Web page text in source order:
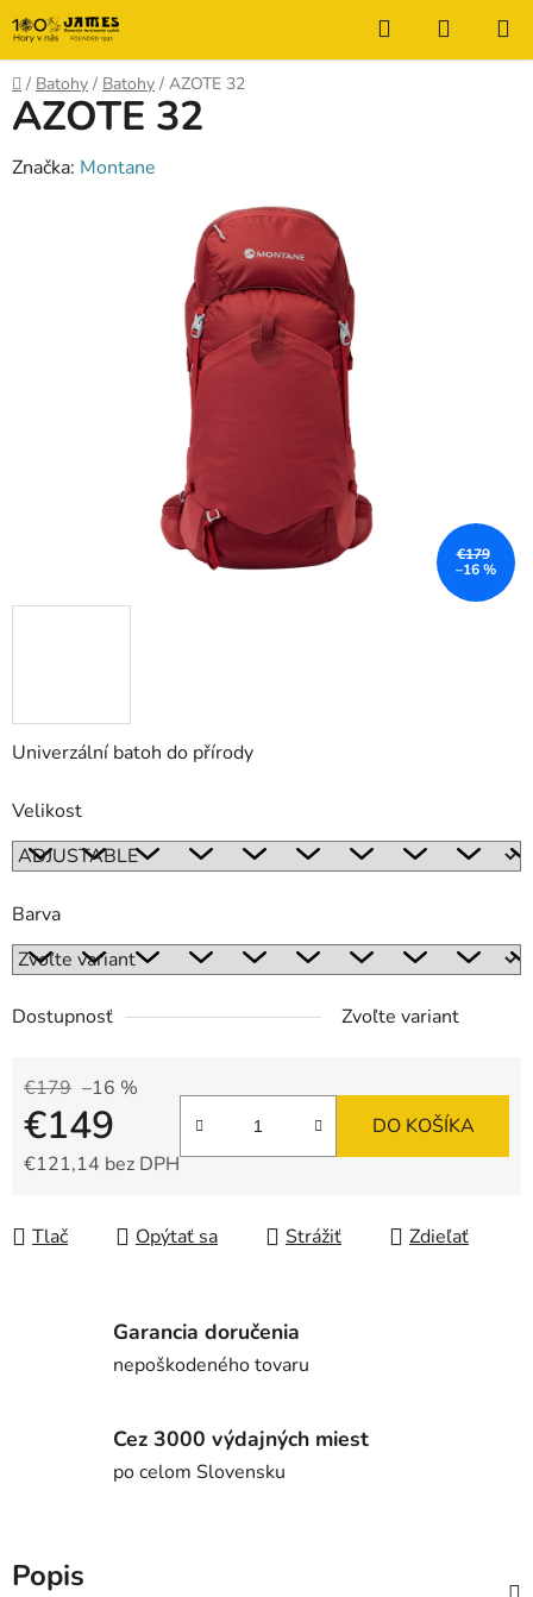
Prejsť
na
obsah
Hľadať
KOŠÍK
Domov
/ Batohy / Batohy / AZOTE 32
Univerzální batoh do přírody
Velikost
Barva
Dostupnosť Zvoľte variant
€179 –16 %
€149
€121,14 bez DPH
DO KOŠÍKA
Tlač Opýtať sa Strážiť Zdieľať
AZOTE 32
Značka: Montane
€179
–16 %
Garancia doručenia
nepoškodeného tovaru
Cez 3000 výdajných miest
po celom Slovensku
Popis